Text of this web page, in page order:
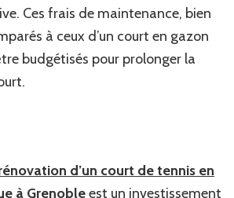
Ces frais de maintenance, bien
à ceux d’un court en gazon
budgétisés pour prolonger la
d’un court de tennis en
à Grenobleest un investissement